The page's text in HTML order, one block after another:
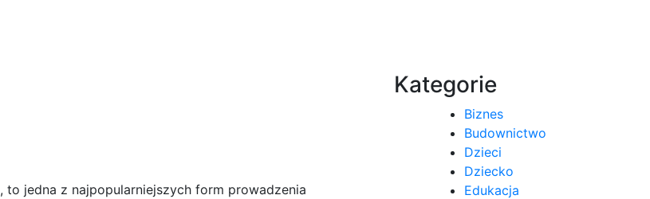
to jedna z najpopularniejszych form prowadzenia
Kategorie
Biznes
Budownictwo
Dzieci
Dziecko
Edukacja